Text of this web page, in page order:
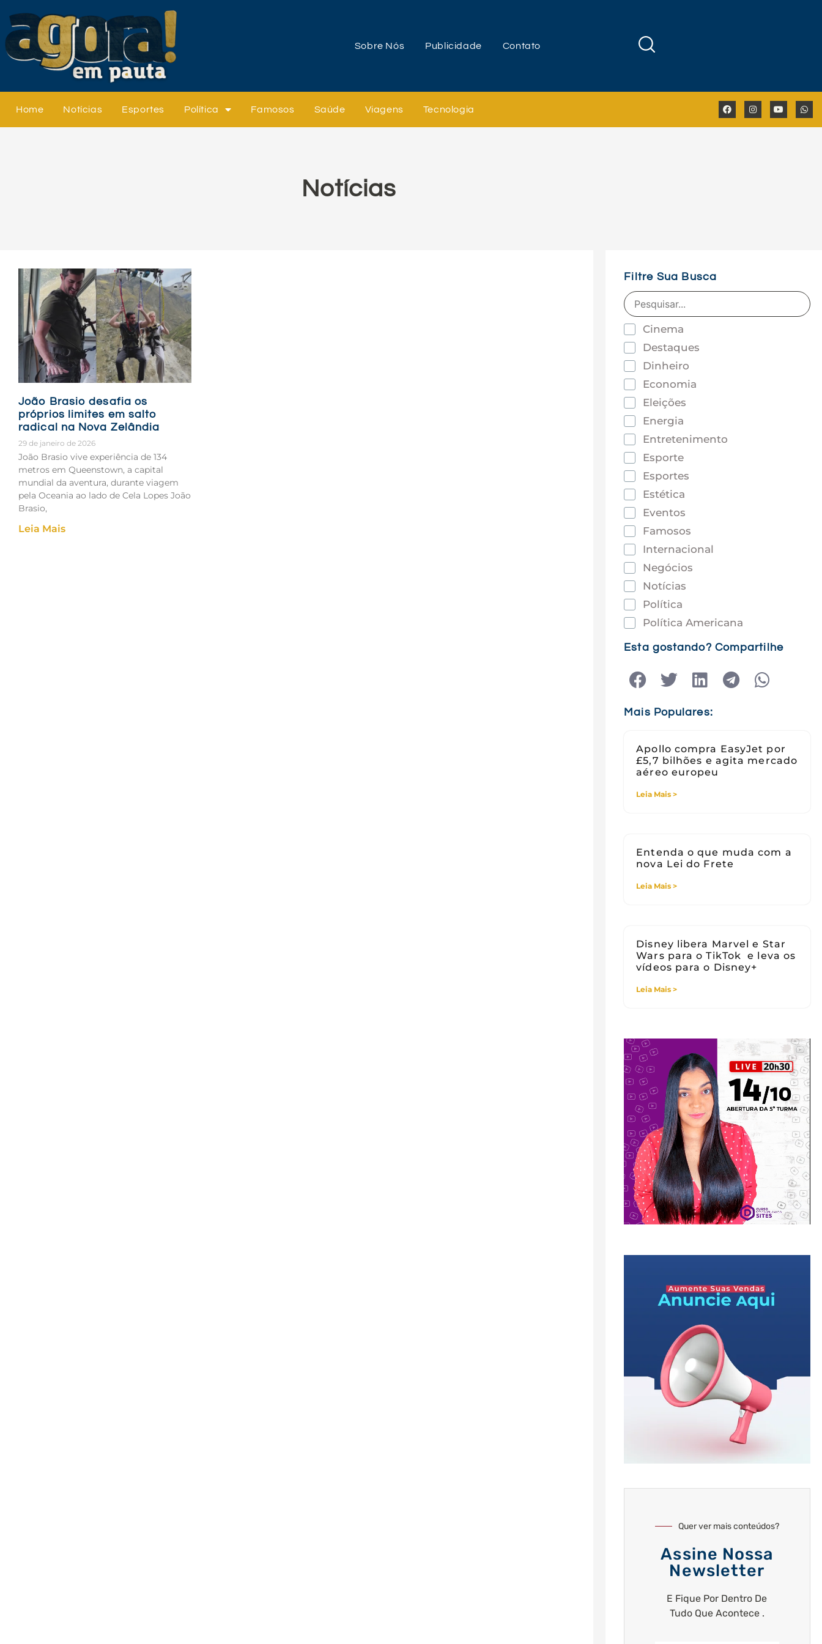
Sobre Nós Publicidade Contato
Home Notícias Esportes Política Famosos Saúde Viagens Tecnologia
Notícias
João Brasio desafia os
próprios limites em salto
radical na Nova Zelândia
29 de janeiro de 2026
João Brasio vive experiência de 134
metros em Queenstown, a capital
mundial da aventura, durante viagem
pela Oceania ao lado de Cela Lopes João
Brasio,
Leia Mais
Filtre Sua Busca
Cinema
Destaques
Dinheiro
Economia
Eleições
Energia
Entretenimento
Esporte
Esportes
Estética
Eventos
Famosos
Internacional
Negócios
Notícias
Política
Política Americana
Saúde
Tecnologia
Viagens
Esta gostando? Compartilhe
Mais Populares:
Apollo compra EasyJet por
£5,7 bilhões e agita mercado
aéreo europeu
Leia Mais >
Entenda o que muda com a
nova Lei do Frete
Leia Mais >
Disney libera Marvel e Star
Wars para o TikTok e leva os
vídeos para o Disney+
Leia Mais >
Quer ver mais conteúdos?
Assine Nossa
Newsletter
E Fique Por Dentro De
Tudo Que Acontece .